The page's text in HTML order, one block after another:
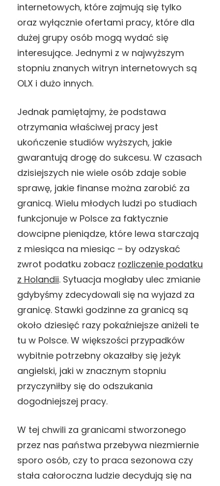
internetowych, które zajmują się tylko
oraz wyłącznie ofertami pracy, które dla
dużej grupy osób mogą wydać się
interesujące. Jednymi z w najwyższym
stopniu znanych witryn internetowych są
OLX i dużo innych.
Jednak pamiętajmy, że podstawa
otrzymania właściwej pracy jest
ukończenie studiów wyższych, jakie
gwarantują drogę do sukcesu. W czasach
dzisiejszych nie wiele osób zdaje sobie
sprawę, jakie finanse można zarobić za
granicą. Wielu młodych ludzi po studiach
funkcjonuje w Polsce za faktycznie
dowcipne pieniądze, które lewa starczają
z miesiąca na miesiąc – by odzyskać
zwrot podatku zobacz rozliczenie podatku
z Holandii. Sytuacja mogłaby ulec zmianie
gdybyśmy zdecydowali się na wyjazd za
granicę. Stawki godzinne za granicą są
około dziesięć razy pokaźniejsze aniżeli te
tu w Polsce. W większości przypadków
wybitnie potrzebny okazałby się jeżyk
angielski, jaki w znacznym stopniu
przyczyniłby się do odszukania
dogodniejszej pracy.
W tej chwili za granicami stworzonego
przez nas państwa przebywa niezmiernie
sporo osób, czy to praca sezonowa czy
stała całoroczna ludzie decydują się na